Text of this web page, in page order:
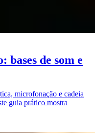
bases de som e
microfonação e cadeia
guia prático mostra